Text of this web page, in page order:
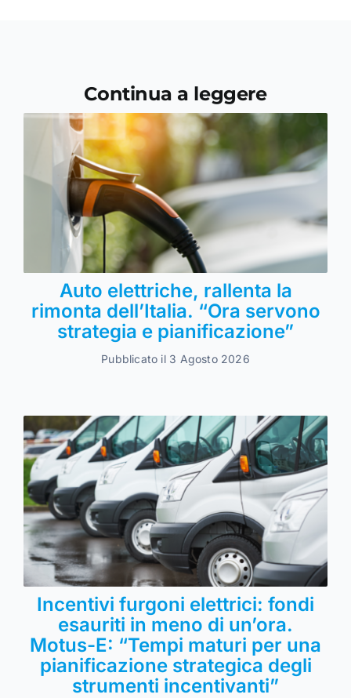
Continua a leggere
Auto elettriche, rallenta la
rimonta dell’Italia. “Ora servono
strategia e pianificazione”
Pubblicato il 3 Agosto 2026
Incentivi furgoni elettrici: fondi
esauriti in meno di un’ora.
Motus-E: “Tempi maturi per una
pianificazione strategica degli
strumenti incentivanti”